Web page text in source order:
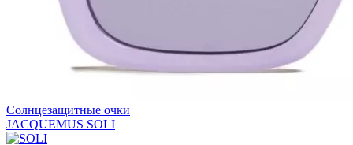
Солнцезащитные очки
JACQUEMUS SOLI